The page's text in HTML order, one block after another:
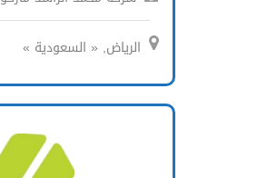
الرياض, « السعودية »